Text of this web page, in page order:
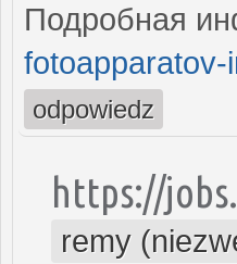
Подробная
fotoapparatov-
odpowiedz
https://
remy